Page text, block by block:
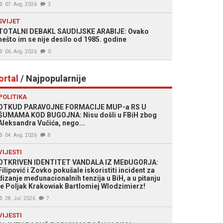
07. Avg. 2026 3
DEBAKL SAUDIJSKE ARABIJE: Ovako
im se nije desilo od 1985. godine
06. Avg. 2026 0
/ Najpopularnije
PARAVOJNE FORMACIJE MUP-a RS U
KOD BUGOJNA: Nisu došli u FBiH zbog
Vučića, nego...
04. Avg. 2026 8
IDENTITET VANDALA IZ MEĐUGORJA:
i Zovko pokušale iskoristiti incident za
međunacionalnih tenzija u BiH, a u pitanju
Poljak Krakowiak Bartlomiej Wlodzimierz!
28. Jul. 2026 7